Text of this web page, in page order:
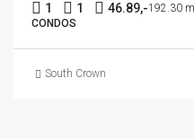
1 1 46.89,-192.30
CONDOS
South Crown